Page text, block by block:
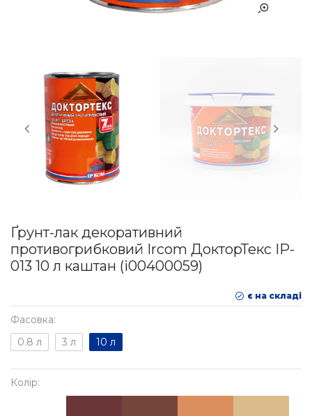
Ґрунт-лак декоративний
противогрибковий Ircom ДокторТекс IP-
013 10 л каштан (i00400059)
є на складі
Фасовка:
0.8 л
3 л 10 л
Колір: